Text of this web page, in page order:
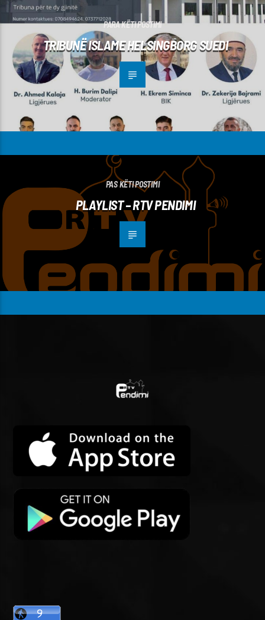
PARA KËTI POSTIMI
TRIBUNË ISLAME HELSINGBORG SUEDI
PAS KËTI POSTIMI
PLAYLIST – RTV PENDIMI